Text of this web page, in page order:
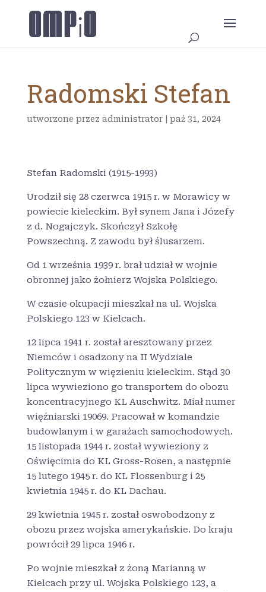
Radomski Stefan
utworzone przez administrator| paź 31, 2024
Stefan Radomski (1915-1993)
Urodził się 28 czerwca 1915 r. w Morawicy w
powiecie kieleckim. Był synem Jana i Józefy
z d. Nogajczyk. Skończył Szkołę
Powszechną. Z zawodu był ślusarzem.
Od 1 września 1939 r. brał udział w wojnie
obronnej jako żołnierz Wojska Polskiego.
W czasie okupacji mieszkał na ul. Wojska
Polskiego 123 w Kielcach.
12 lipca 1941 r. został aresztowany przez
Niemców i osadzony na II Wydziale
Politycznym w więzieniu kieleckim. Stąd 30
lipca wywieziono go transportem do obozu
koncentracyjnego KL Auschwitz. Miał numer
więźniarski 19069. Pracował w komandzie
budowlanym i w garażach samochodowych.
15 listopada 1944 r. został wywieziony z
Oświęcimia do KL Gross-Rosen, a następnie
15 lutego 1945 r. do KL Flossenburg i 25
kwietnia 1945 r. do KL Dachau.
29 kwietnia 1945 r. został oswobodzony z
obozu przez wojska amerykańskie. Do kraju
powrócił 29 lipca 1946 r.
Po wojnie mieszkał z żoną Marianną w
Kielcach przy ul. Wojska Polskiego 123, a